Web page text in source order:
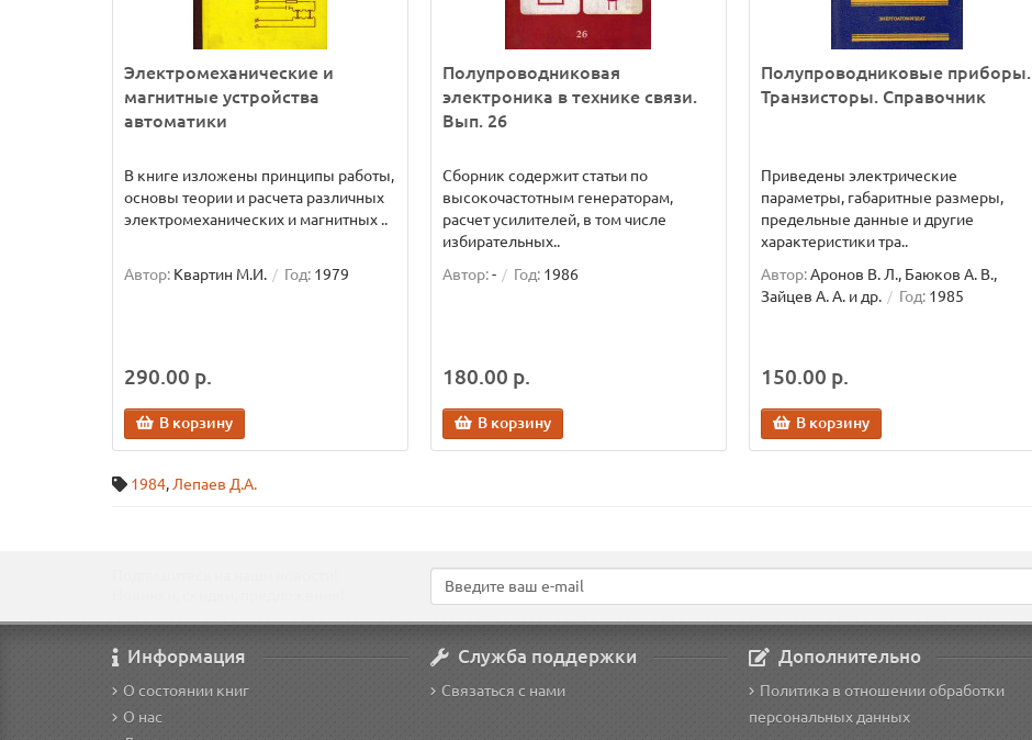
Электромеханические и
магнитные устройства
автоматики
В книге изложены принципы работы,
основы теории и расчета различных
электромеханических и магнитных ..
Автор: Квартин М.И. Год: 1979
290.00 р.
В корзину
Полупроводниковая
электроника в технике связи.
Вып. 26
Сборник содержит статьи по
высокочастотным генераторам,
расчет усилителей, в том числе
избирательных..
Автор:- Год: 1986
180.00 р.
В корзину
Полупроводниковые приборы.
Транзисторы. Справочник
Приведены электрические
параметры, габаритные размеры,
предельные данные и другие
характеристики тра..
Автор:Аронов В. Л., Баюков А. В.,
Зайцев А. А. и др.
Год: 1985
150.00 р.
В корзину
1984, Лепаев Д.А.
Информация
О состоянии книг
О нас
Служба поддержки
Связаться с нами
Дополнительно
Политика в отношении обработки
персональных данных